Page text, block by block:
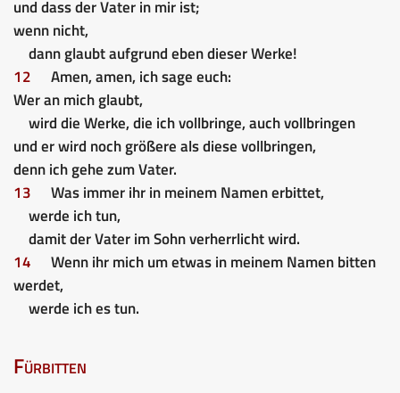
und dass der Vater in mir ist;
wenn nicht,
dann glaubt aufgrund eben dieser Werke!
12
Amen, amen, ich sage euch:
Wer an mich glaubt,
wird die Werke, die ich vollbringe, auch vollbringen
und er wird noch größere als diese vollbringen,
denn ich gehe zum Vater.
13
Was immer ihr in meinem Namen erbittet,
werde ich tun,
damit der Vater im Sohn verherrlicht wird.
14
Wenn ihr mich um etwas in meinem Namen bitten
werdet,
werde ich es tun.
Fürbitten